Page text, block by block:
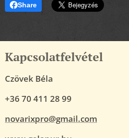
Share
Kapcsolatfelvétel
Czövek Béla
+36 70 411 28 99
novarixpro@gmail.com